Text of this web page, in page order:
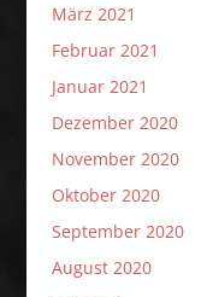
März 2021
Februar 2021
Januar 2021
Dezember 2020
November 2020
Oktober 2020
September 2020
August 2020